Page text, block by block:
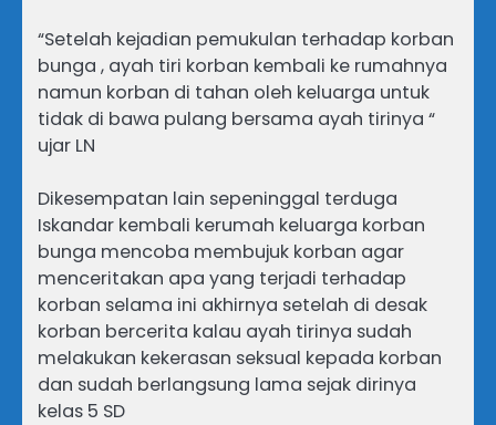
“Setelah kejadian pemukulan terhadap korban
bunga , ayah tiri korban kembali ke rumahnya
namun korban di tahan oleh keluarga untuk
tidak di bawa pulang bersama ayah tirinya “
ujar LN
Dikesempatan lain sepeninggal terduga
Iskandar kembali kerumah keluarga korban
bunga mencoba membujuk korban agar
menceritakan apa yang terjadi terhadap
korban selama ini akhirnya setelah di desak
korban bercerita kalau ayah tirinya sudah
melakukan kekerasan seksual kepada korban
dan sudah berlangsung lama sejak dirinya
kelas 5 SD